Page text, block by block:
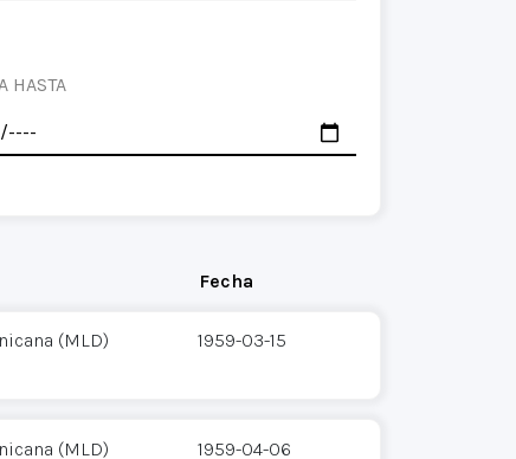
HASTA
Fecha
(MLD) 1959-03-15
(MLD) 1959-04-06